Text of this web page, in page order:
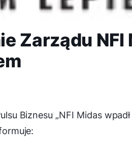
Zarządu NFI
Biznesu „NFI Midas